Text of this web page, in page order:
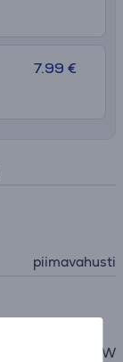
7.99 €
piimavahusti
500 W